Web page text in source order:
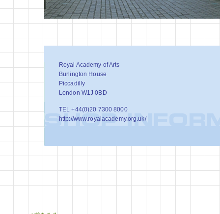
Royal Academy of Arts
Burlington House
Piccadilly
London W1J 0BD
TEL +44(0)20 7300 8000
http://www.royalacademy.org.uk/